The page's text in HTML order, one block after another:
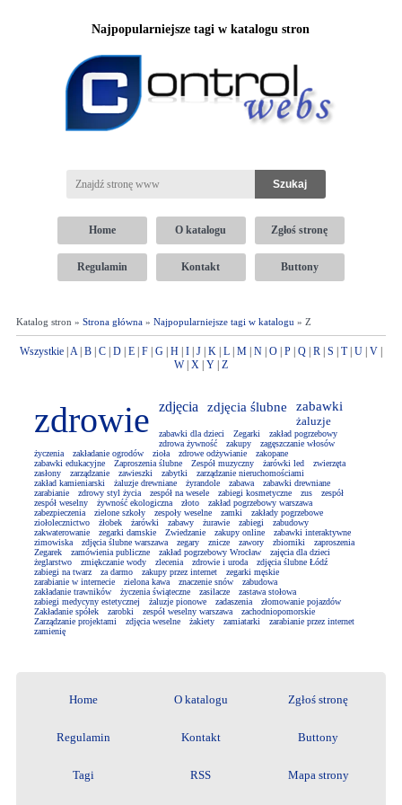
Najpopularniejsze tagi w katalogu stron
Home O katalogu Zgłoś stronę
Regulamin Kontakt Buttony
Katalog stron » Strona główna» Najpopularniejsze tagi w katalogu » Z
Wszystkie| A| B| C| D| E| F| G| H| I| J| K| L| M| N| O| P| Q| R| S T| U| V|
W| X| Y| Z
zdrowie zdjęcia zdjęcia ślubne zabawki
żaluzje
zabawki dla dzieci Zegarki
zakład pogrzebowy
zdrowa żywność
zakupy
zagęszczanie włosów
życzenia
zakładanie ogrodów zioła zdrowe odżywianie
zakopane
zabawki edukacyjne
Zaproszenia ślubne Zespół muzyczny żarówki led
zwierzęta
zasłony
zarządzanie zawieszki zabytki
zarządzanie nieruchomościami
zakład kamieniarski
żaluzje drewniane żyrandole zabawa
zabawki drewniane
zarabianie
zdrowy styl życia zespół na wesele zabiegi kosmetyczne zus
zespół
zespół weselny
żywność ekologiczna złoto
zakład pogrzebowy warszawa
zabezpieczenia
zielone szkoły zespoły weselne zamki
zakłady pogrzebowe
ziołolecznictwo
żłobek żarówki zabawy żurawie zabiegi
zabudowy
zakwaterowanie
zegarki damskie Zwiedzanie zakupy online
zabawki interaktywne
zimowiska
zdjęcia ślubne warszawa zegary znicze zawory zbiorniki
zaproszenia
Zegarek
zamówienia publiczne zakład pogrzebowy Wrocław
zajęcia dla dzieci
żeglarstwo
zmiękczanie wody zlecenia zdrowie i uroda
zdjęcia ślubne Łódź
zabiegi na twarz
za darmo zakupy przez internet
zegarki męskie
zarabianie w internecie
zielona kawa znaczenie snów
zabudowa
zakładanie trawników
życzenia świąteczne zasilacze
zastawa stołowa
zabiegi medycyny estetycznej
żaluzje pionowe zadaszenia
złomowanie pojazdów
Zakładanie spółek
zarobki zespół weselny warszawa
zachodniopomorskie
Zarządzanie projektami
zdjęcia weselne żakiety zamiatarki
zarabianie przez internet
zamienię
Home O katalogu Zgłoś stronę
Regulamin Kontakt Buttony
Tagi RSS Mapa strony